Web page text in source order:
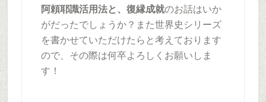
阿頼耶識活用法と、復縁成就のお話はいか
がだったでしょうか？また世界史シリーズ
を書かせていただけたらと考えております
ので、その際は何卒よろしくお願いしま
す！